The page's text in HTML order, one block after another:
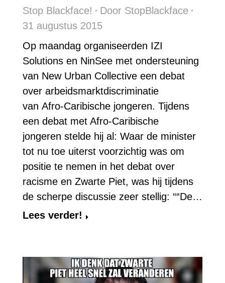
Stop Blackface! Door StopBlackface
31 augustus 2015
Op maandag organiseerden IZI
Solutions en NinSee met ondersteuning
van New Urban Collective een debat
over arbeidsmarktdiscriminatie
van Afro-Caribische jongeren. Tijdens
een debat met Afro-Caribische
jongeren stelde hij al: Waar de minister
tot nu toe uiterst voorzichtig was om
positie te nemen in het debat over
racisme en Zwarte Piet, was hij tijdens
de scherpe discussie zeer stellig: ““De…
Lees verder!